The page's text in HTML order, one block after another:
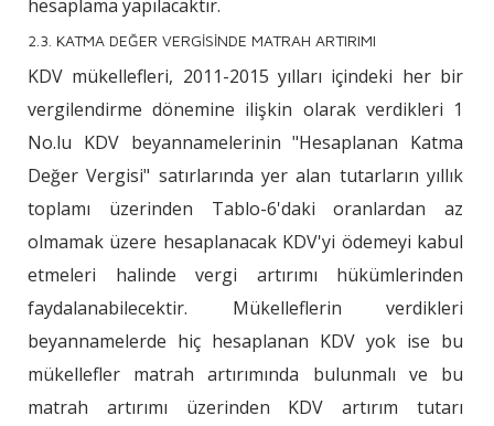
hesaplama yapılacaktır.
2.3. KATMA DEĞER VERGİSİNDE MATRAH ARTIRIMI
KDV mükellefleri, 2011-2015 yılları içindeki her bir
vergilendirme dönemine ilişkin olarak verdikleri 1
No.lu KDV beyannamelerinin "Hesaplanan Katma
Değer Vergisi" satırlarında yer alan tutarların yıllık
toplamı üzerinden Tablo-6'daki oranlardan az
olmamak üzere hesaplanacak KDV'yi ödemeyi kabul
etmeleri halinde vergi artırımı hükümlerinden
faydalanabilecektir. Mükelleflerin verdikleri
beyannamelerde hiç hesaplanan KDV yok ise bu
mükellefler matrah artırımında bulunmalı ve bu
matrah artırımı üzerinden KDV artırım tutarı